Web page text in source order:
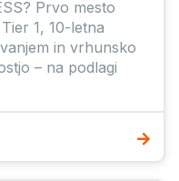
Prvo mesto
1, 10-letna
in vrhunsko
– na podlagi